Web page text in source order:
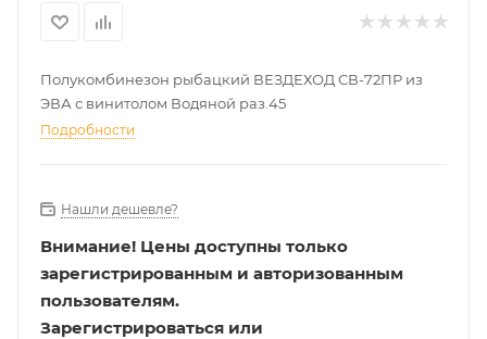
Полукомбинезон рыбацкий ВЕЗДЕХОД СВ-72ПР из
ЭВА с винитолом Водяной раз.45
Подробности
Нашли дешевле?
Внимание! Цены доступны только
зарегистрированным и авторизованным
пользователям.
Зарегистрироваться или